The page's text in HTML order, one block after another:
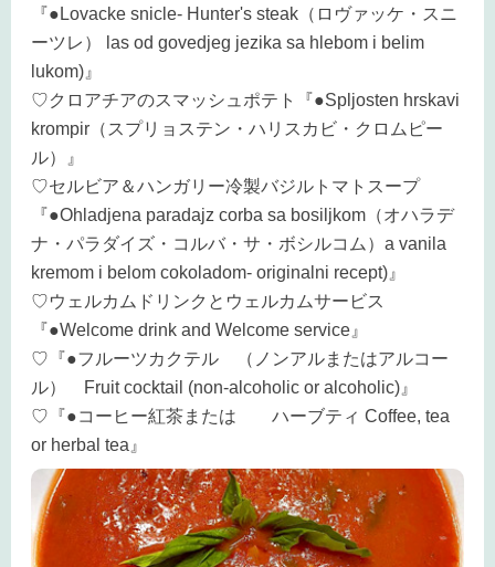
『●Lovacke snicle- Hunter's steak（ロヴァッケ・スニ
ーツレ） las od govedjeg jezika sa hlebom i belim
lukom)』
♡クロアチアのスマッシュポテト『●Spljosten hrskavi
krompir（スプリョステン・ハリスカビ・クロムピー
ル）』
♡セルビア＆ハンガリー冷製バジルトマトスープ
『●Ohladjena paradajz corba sa bosiljkom（オハラデ
ナ・パラダイズ・コルバ・サ・ボシルコム）a vanila
kremom i belom cokoladom- originalni recept)』
♡ウェルカムドリンクとウェルカムサービス
『●Welcome drink and Welcome service』
♡『●フルーツカクテル （ノンアルまたはアルコー
ル） Fruit cocktail (non-alcoholic or alcoholic)』
♡『●コーヒー紅茶または ハーブティ Coffee, tea
or herbal tea』